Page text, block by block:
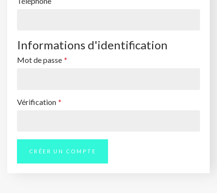
Informations d'identification
Mot de passe
Vérification
CRÉER UN COMPTE